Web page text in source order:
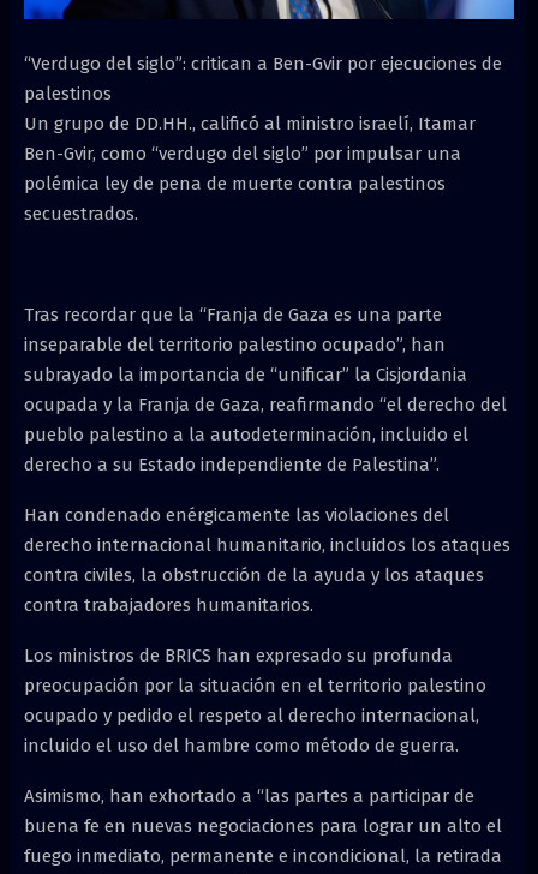
“Verdugo del siglo”: critican a Ben-Gvir por ejecuciones de
palestinos
Un grupo de DD.HH., calificó al ministro israelí, Itamar
Ben-Gvir, como “verdugo del siglo” por impulsar una
polémica ley de pena de muerte contra palestinos
secuestrados.
Tras recordar que la “Franja de Gaza es una parte
inseparable del territorio palestino ocupado”, han
subrayado la importancia de “unificar” la Cisjordania
ocupada y la Franja de Gaza, reafirmando “el derecho del
pueblo palestino a la autodeterminación, incluido el
derecho a su Estado independiente de Palestina”.
Han condenado enérgicamente las violaciones del
derecho internacional humanitario, incluidos los ataques
contra civiles, la obstrucción de la ayuda y los ataques
contra trabajadores humanitarios.
Los ministros de BRICS han expresado su profunda
preocupación por la situación en el territorio palestino
ocupado y pedido el respeto al derecho internacional,
incluido el uso del hambre como método de guerra.
Asimismo, han exhortado a “las partes a participar de
buena fe en nuevas negociaciones para lograr un alto el
fuego inmediato, permanente e incondicional, la retirada